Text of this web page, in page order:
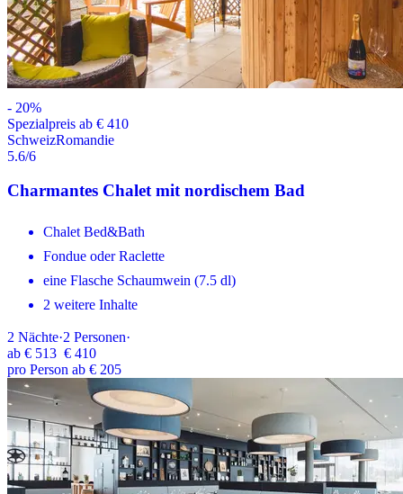
- 20%
Spezialpreis ab € 410
SchweizRomandie
5.6/6
Charmantes Chalet mit nordischem Bad
Chalet Bed&Bath
Fondue oder Raclette
eine Flasche Schaumwein (7.5 dl)
2 weitere Inhalte
2 Nächte·2 Personen·
ab € 513 € 410
pro Person ab € 205